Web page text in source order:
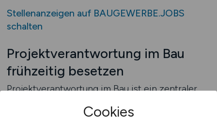
Stellenanzeigen auf BAUGEWERBE.JOBS
schalten
Projektverantwortung im Bau
frühzeitig besetzen
Projektverantwortung im Bau ist ein zentraler
Koordination drohen Verzögerungen,
Cookies